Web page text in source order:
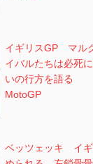
イギリスGP マル
イバルたちは必死
いの行方を語る
MotoGP
ベッツェッキ イ